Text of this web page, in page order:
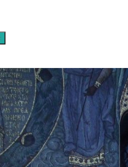
СОБОРА
РАСПОРЯДОК СОБОРА